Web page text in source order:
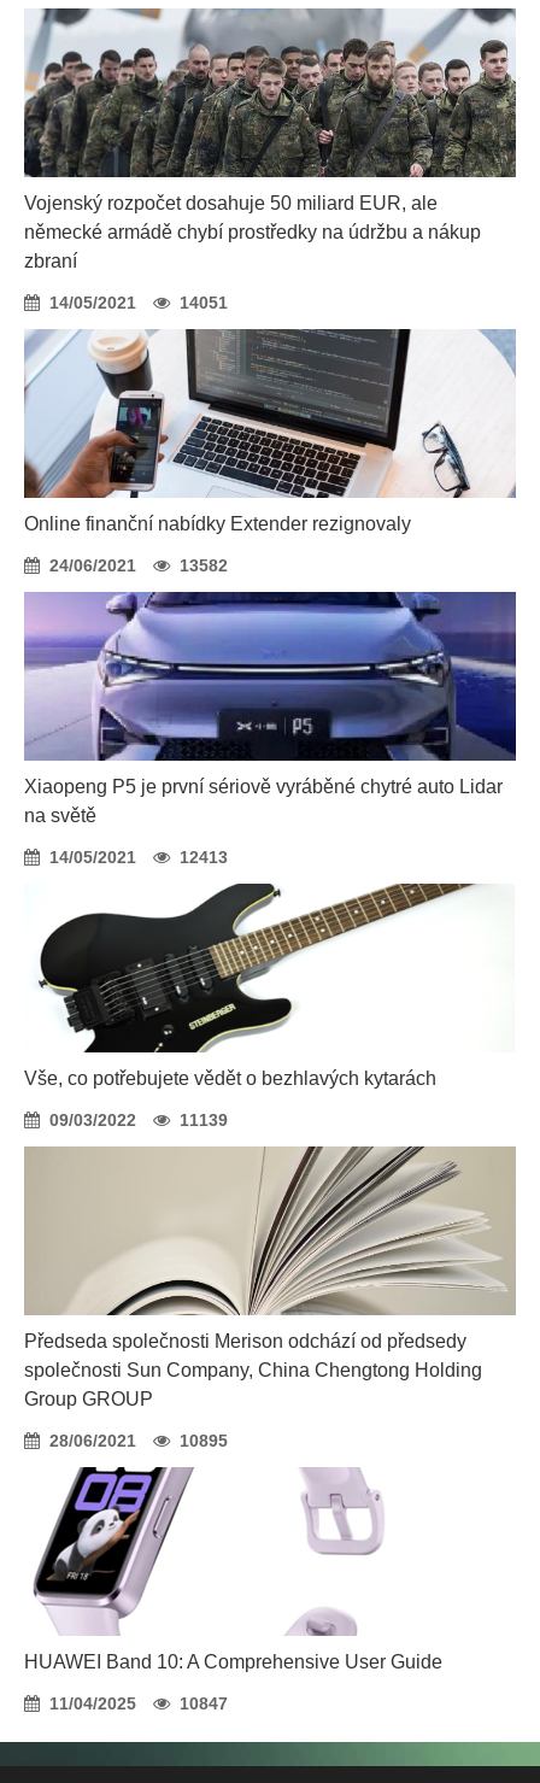
Vojenský rozpočet dosahuje 50 miliard EUR, ale
německé armádě chybí prostředky na údržbu a nákup
zbraní
14/05/2021 14051
Online finanční nabídky Extender rezignovaly
24/06/2021 13582
Xiaopeng P5 je první sériově vyráběné chytré auto Lidar
na světě
14/05/2021 12413
Vše, co potřebujete vědět o bezhlavých kytarách
09/03/2022 11139
Předseda společnosti Merison odchází od předsedy
společnosti Sun Company, China Chengtong Holding
Group GROUP
28/06/2021 10895
HUAWEI Band 10: A Comprehensive User Guide
11/04/2025 10847